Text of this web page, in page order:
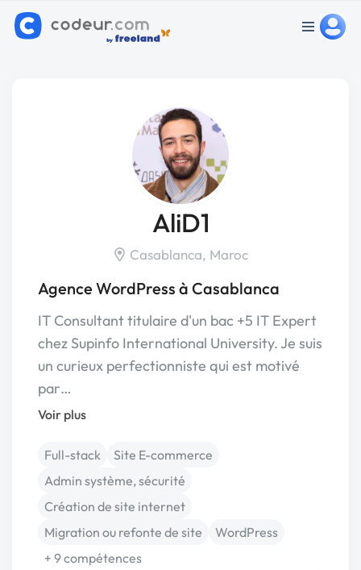
AliD1
Casablanca, Maroc
Agence WordPress à Casablanca
IT Consultant titulaire d'un bac +5 IT Expert
chez Supinfo International University. Je suis
un curieux perfectionniste qui est motivé
par…
Voir plus
Full-stack
Site E-commerce
Admin système, sécurité
Création de site internet
Migration ou refonte de site
WordPress
+ 9 compétences